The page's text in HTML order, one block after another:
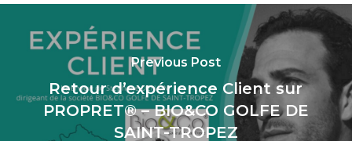
Previous Post
Retour d’expérience Client sur
PROPRET® – BIO&CO GOLFE DE
SAINT-TROPEZ